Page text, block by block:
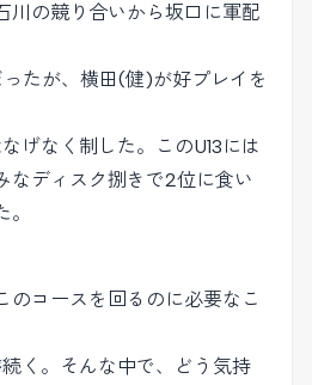
川の競り合いから坂口に軍配
たが、横田(健)が好プレイを
げなく制した。このU13には
なディスク捌きで2位に食い
のコースを回るのに必要なこ
く。そんな中で、どう気持